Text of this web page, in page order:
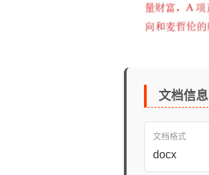
文档信息
文档格式
docx